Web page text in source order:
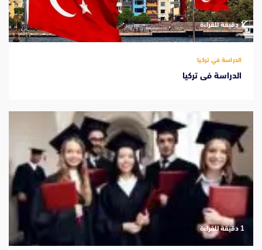
‫1 دقيقة للقراءة
الدراسة في تركيا
الدراسة فى تركيا
‫1 دقيقة للقراءة